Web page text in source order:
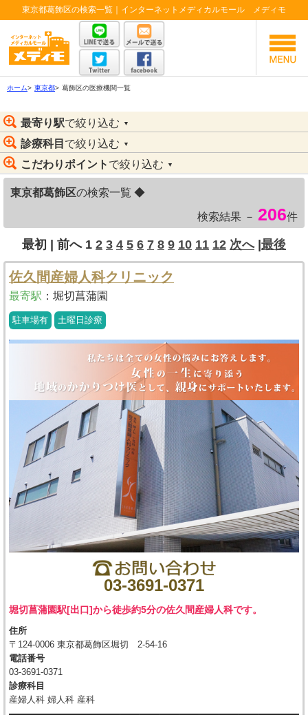
東京都葛飾区の検索一覧｜インターネットメディカルモール メディモ
ホーム> 東京都> 葛飾区の医療機関一覧
最寄り駅で絞り込む ▼
診療科目 で絞り込む ▼
こだわりポイント で絞り込む ▼
東京都葛飾区の検索一覧 ◆
検索結果 － 206件
最初 | 前へ 1 2 3 4 5 6 7 8 9 10 11 12 次へ|最後
佐久間産婦人科クリニック
最寄駅 ： 堀切菖蒲園
駐車場有 土曜日診療
03-3691-0371
堀切菖蒲園駅[出口]から徒歩約5分の佐久間産婦人科です。
住所
〒124-0006 東京都葛飾区堀切 2-54-16
電話番号
03-3691-0371
診療科目
産婦人科 婦人科 産科